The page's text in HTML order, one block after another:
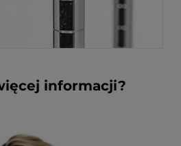
informacji?